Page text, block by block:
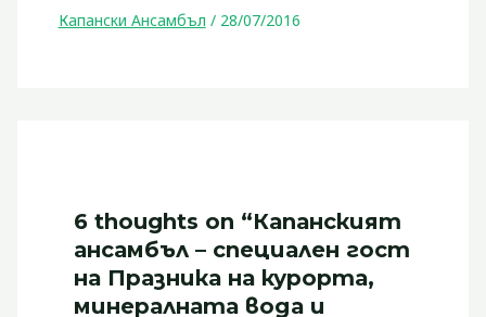
Капански Ансамбъл / 28/07/2016
6 thoughts on “Капанският
ансамбъл – специален гост
на Празника на курорта,
минералната вода и